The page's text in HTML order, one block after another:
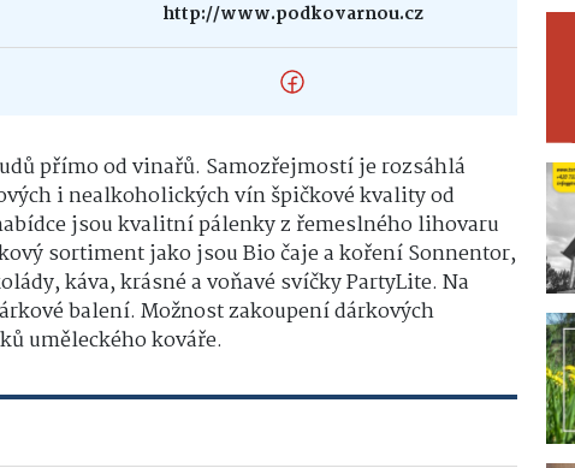
http://www.podkovarnou.cz
přímo od vinařů. Samozřejmostí je rozsáhlá
i nealkoholických vín špičkové kvality od
jsou kvalitní pálenky z řemeslného lihovaru
sortiment jako jsou Bio čaje a koření Sonnentor,
káva, krásné a voňavé svíčky PartyLite. Na
balení. Možnost zakoupení dárkových
uměleckého kováře.